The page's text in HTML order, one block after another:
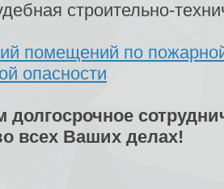
строительно-
помещений по
опасности
долгосрочное
всех Ваших делах!